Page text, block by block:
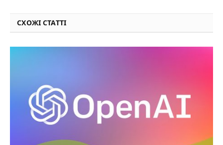
СХОЖІ СТАТТІ